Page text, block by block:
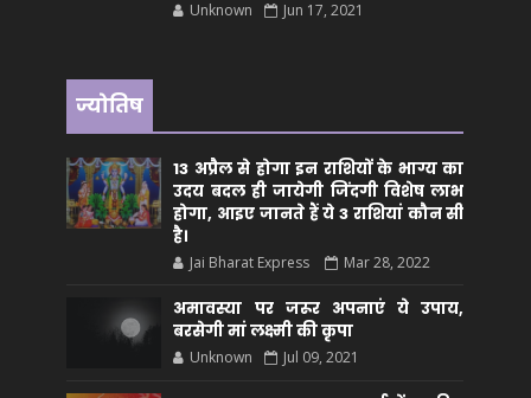
Unknown Jun 17, 2021
ज्योतिष
13 अप्रैल से होगा इन राशियों के भाग्य का
उदय बदल ही जायेगी जिंदगी विशेष लाभ
होगा, आइए जानते हैं ये 3 राशियां कौन सीं
है।
Jai Bharat Express Mar 28, 2022
अमावस्या पर जरूर अपनाएं ये उपाय,
बरसेगी मां लक्ष्मी की कृपा
Unknown Jul 09, 2021